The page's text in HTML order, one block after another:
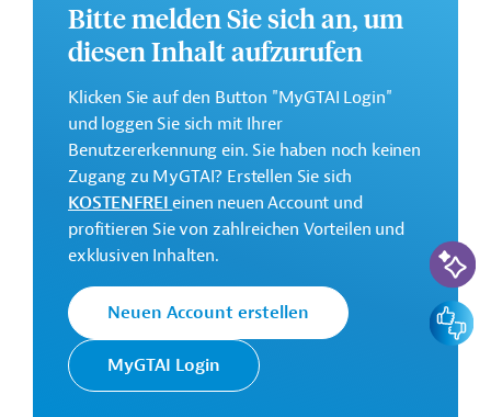
Weitere Informationen zu dem geplanten Projekt finden
Sie auf der
Webseite der EIB
und praktische Hinweise zur Geschäftsanbahnung.
Gesamtkosten:
1,51 Milliarden Euro (voraussichtlich)
Geberbeitrag:
600 Millionen Euro (voraussichtlich; Darlehen)
Kontaktadressen
Bitte melden Sie sich an, um
diesen Inhalt aufzurufen
Klicken Sie auf den Button "MyGTAI Login"
und loggen Sie sich mit Ihrer
Benutzererkennung ein. Sie haben noch keinen
Zugang zu MyGTAI? Erstellen Sie sich
KOSTENFREIeinen neuen Account und
profitieren Sie von zahlreichen Vorteilen und
exklusiven Inhalten.
Neuen Account erstellen
MyGTAI Login
KI-